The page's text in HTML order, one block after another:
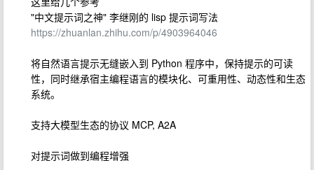
"中文提示词之神" 李继刚的 lisp 提示词写法
https://zhuanlan.zhihu.com/p/4903964046
将自然语言提示无缝嵌入到 Python 程序中，保持提示的可读
性，同时继承宿主编程语言的模块化、可重用性、动态性和生态
系统。
支持大模型生态的协议 MCP, A2A
对提示词做到编程增强